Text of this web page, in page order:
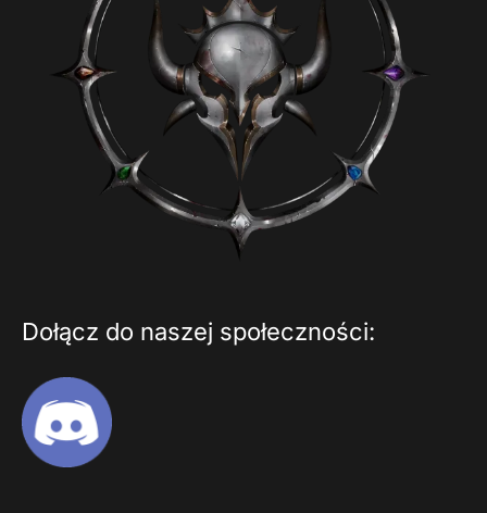
Dołącz do naszej społeczności: